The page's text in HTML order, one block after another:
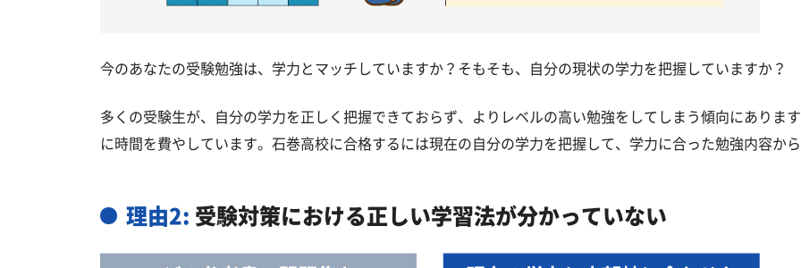
今のあなたの受験勉強は、学力とマッチしていますか？そもそも、自分の現状の学力を把握していますか？
多くの受験生が、自分の学力を正しく把握できておらず、よりレベルの高い勉強をしてしまう傾向にありま
に時間を費やしています。石巻高校に合格するには現在の自分の学力を把握して、学力に合った勉強内容か
理由2: 受験対策における正しい学習法が分かっていない